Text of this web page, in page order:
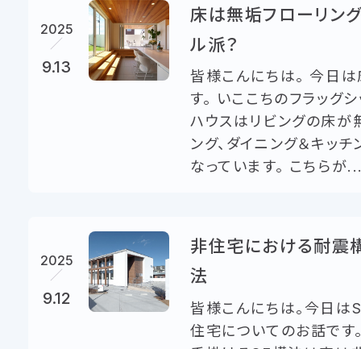
2025
9.13
床は無垢フローリン
ル派？
皆様こんにちは。 今日
す。 いここちのフラッグ
ハウスはリビングの床が
ング、ダイニング＆キッ
なっています。 こちらが
2025
9.12
非住宅における耐震
法
皆様こんにちは。今日は
住宅についてのお話です